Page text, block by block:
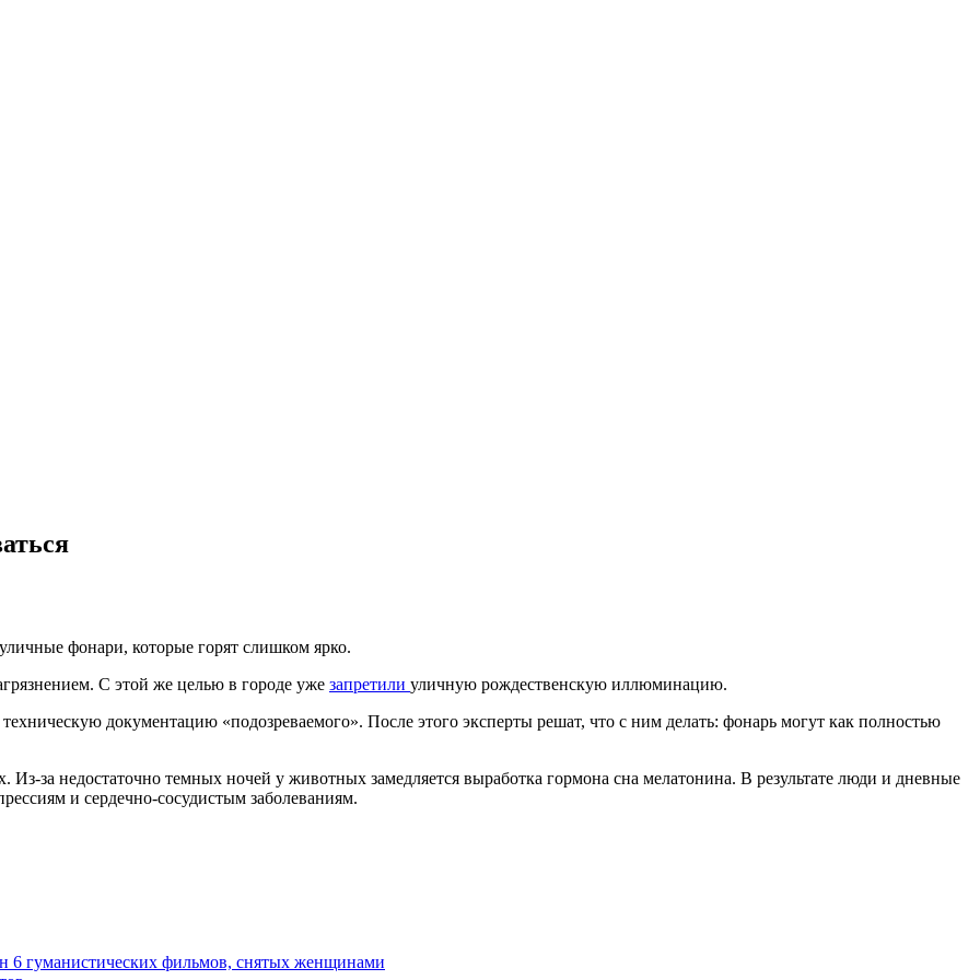
фонари, которые горят слишком ярко.
С этой же целью в городе уже запретили уличную рождественскую иллюминацию.
документацию «подозреваемого». После этого эксперты решат, что с ним делать: фонарь могут как полностью
Из-за недостаточно темных ночей у животных замедляется выработка гормона сна мелатонина. В результате люди и дневные
и сердечно-сосудистым заболеваниям.
6 гуманистических фильмов, снятых женщинами